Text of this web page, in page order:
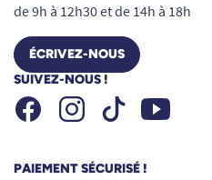
de 9h à 12h30 et de 14h à 18h
ÉCRIVEZ-NOUS
SUIVEZ-NOUS !
FacebookInstagramTiktok Youtube
PAIEMENT SÉCURISÉ !